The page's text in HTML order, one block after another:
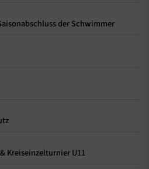
der Schwimmer
Kreiseinzelturnier U11